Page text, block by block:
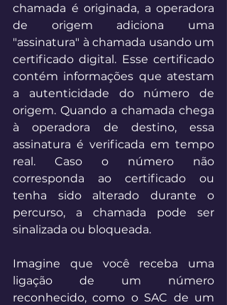
chamada é originada, a operadora
de origem adiciona uma
"assinatura" à chamada usando um
certificado digital. Esse certificado
contém informações que atestam
a autenticidade do número de
origem. Quando a chamada chega
à operadora de destino, essa
assinatura é verificada em tempo
real. Caso o número não
corresponda ao certificado ou
tenha sido alterado durante o
percurso, a chamada pode ser
sinalizada ou bloqueada.
Imagine que você receba uma
ligação de um número
reconhecido, como o SAC de um